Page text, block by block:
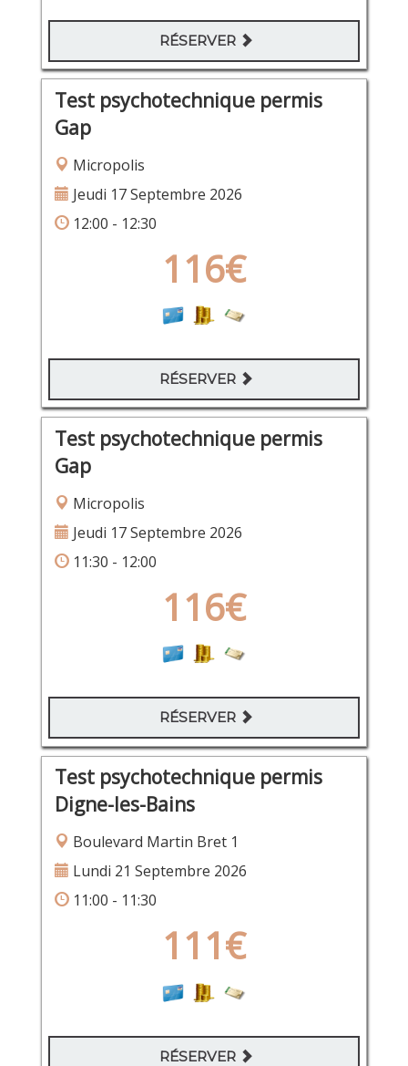
RÉSERVER
Test psychotechnique permis
Gap
Micropolis
Jeudi 17 Septembre 2026
12:00 - 12:30
116€
RÉSERVER
Test psychotechnique permis
Gap
Micropolis
Jeudi 17 Septembre 2026
11:30 - 12:00
116€
RÉSERVER
Test psychotechnique permis
Digne-les-Bains
Boulevard Martin Bret 1
Lundi 21 Septembre 2026
11:00 - 11:30
111€
RÉSERVER